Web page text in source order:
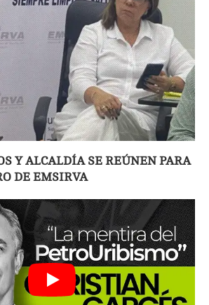
Y ALCALDÍA SE REÚNEN PARA
DE EMSIRVA